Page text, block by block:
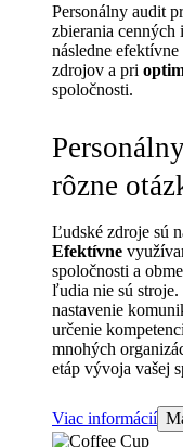
Personálny audit
zbierania cenných
následne
zdrojov a pri
spoločnosti.
rôzne
Ľudské zdroje sú
Efektívne
spoločnosti a
ľudia nie sú stroje.
nastavenie
určenie
mnohých
etáp vývoja vašej
Viac informácií